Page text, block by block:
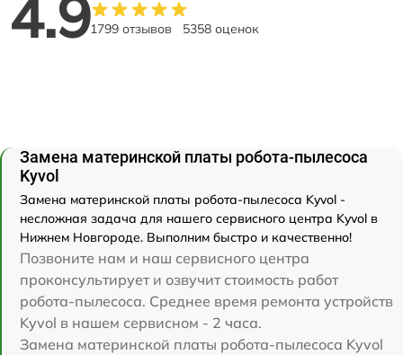
4.91799 отзывов 5358 оценок
Замена материнской платы робота-пылесоса
Kyvol
Замена материнской платы робота-пылесоса Kyvol -
несложная задача для нашего сервисного центра Kyvol в
Нижнем Новгороде. Выполним быстро и качественно!
Позвоните нам и наш сервисного центра
проконсультирует и озвучит стоимость работ
робота-пылесоса. Среднее время ремонта устройств
Kyvol в нашем сервисном - 2 часа.
Замена материнской платы робота-пылесоса Kyvol